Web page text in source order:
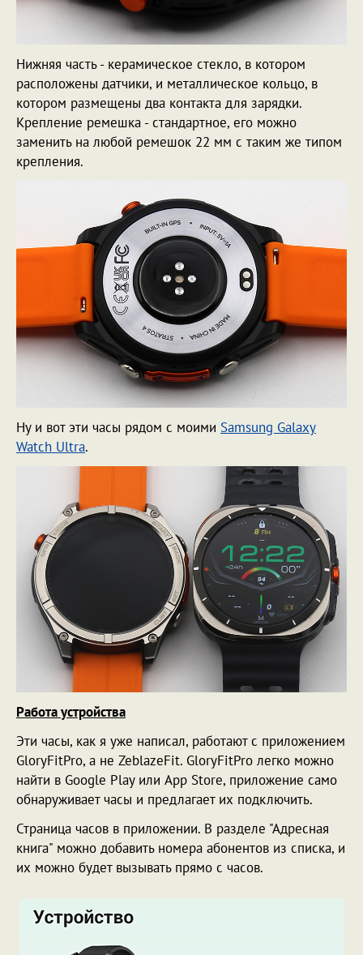
Нижняя часть - керамическое стекло, в котором
расположены датчики, и металлическое кольцо, в
котором размещены два контакта для зарядки.
Крепление ремешка - стандартное, его можно
заменить на любой ремешок 22 мм с таким же типом
крепления.
Ну и вот эти часы рядом с моими Samsung Galaxy
Watch Ultra.
Работа устройства
Эти часы, как я уже написал, работают с приложением
GloryFitPro, а не ZeblazeFit. GloryFitPro легко можно
найти в Google Play или App Store, приложение само
обнаруживает часы и предлагает их подключить.
Страница часов в приложении. В разделе "Адресная
книга" можно добавить номера абонентов из списка, и
их можно будет вызывать прямо с часов.